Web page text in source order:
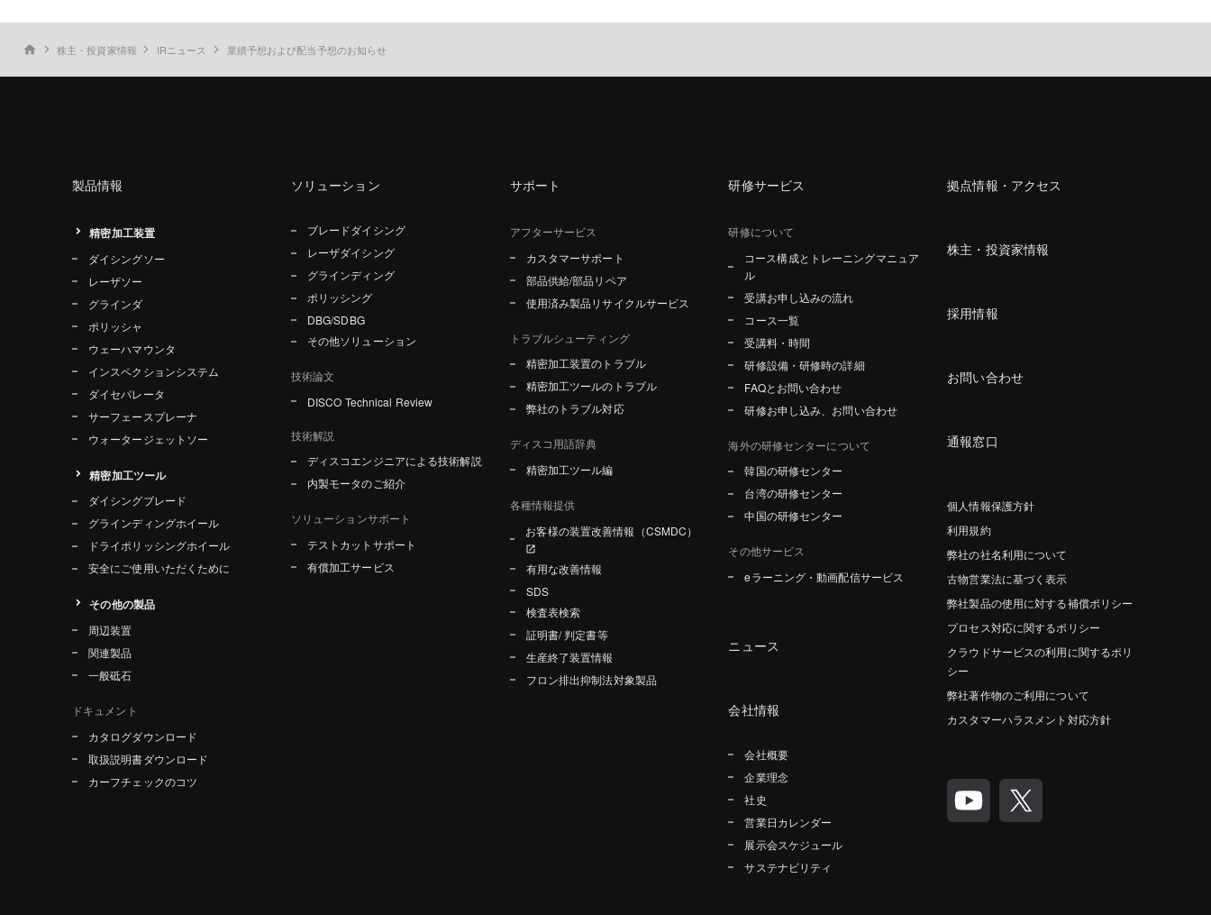
home 株主・投資家情報 IRニュース 業績予想および配当予想のお知らせ
製品情報
精密加工装置
ダイシングソー
レーザソー
グラインダ
ポリッシャ
ウェーハマウンタ
インスペクションシステム
ダイセパレータ
サーフェースプレーナ
ウォータージェットソー
精密加工ツール
ダイシングブレード
グラインディングホイール
ドライポリッシングホイール
安全にご使用いただくために
その他の製品
周辺装置
関連製品
一般砥石
ドキュメント
カタログダウンロード
取扱説明書ダウンロード
カーフチェックのコツ
ソリューション
ブレードダイシング
レーザダイシング
グラインディング
ポリッシング
DBG/SDBG
その他ソリューション
技術論文
DISCO Technical Review
技術解説
ディスコエンジニアによる技術解説
内製モータのご紹介
ソリューションサポート
テストカットサポート
有償加工サービス
サポート
アフターサービス
カスタマーサポート
部品供給/部品リペア
使用済み製品リサイクルサービス
トラブルシューティング
精密加工装置のトラブル
精密加工ツールのトラブル
弊社のトラブル対応
ディスコ用語辞典
精密加工ツール編
各種情報提供
お客様の装置改善情報（CSMDC）
有用な改善情報
SDS
検査表検索
証明書/ 判定書等
生産終了装置情報
フロン排出抑制法対象製品
研修サービス
研修について
コース構成とトレーニングマニュア
ル
受講お申し込みの流れ
コース一覧
受講料・時間
研修設備・研修時の詳細
FAQとお問い合わせ
研修お申し込み、お問い合わせ
海外の研修センターについて
韓国の研修センター
台湾の研修センター
中国の研修センター
その他サービス
eラーニング・動画配信サービス
ニュース
会社情報
会社概要
企業理念
社史
営業日カレンダー
展示会スケジュール
サステナビリティ
拠点情報・アクセス
株主・投資家情報
採用情報
お問い合わせ
通報窓口
個人情報保護方針
利用規約
弊社の社名利用について
古物営業法に基づく表示
弊社製品の使用に対する補償ポリシー
プロセス対応に関するポリシー
クラウドサービスの利用に関するポリ
シー
弊社著作物のご利用について
カスタマーハラスメント対応方針